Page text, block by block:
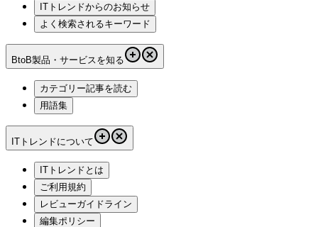
ITトレンドからのお知らせ
よく検索されるキーワード
BtoB製品・サービスを知る
カテゴリー記事を読む
用語集
ITトレンドについて
ITトレンドとは
ご利用規約
レビューガイドライン
編集ポリシー